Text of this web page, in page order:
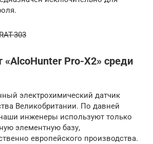
303
Pro-X2» среди
электрохимический датчик
Великобритании. По давней
инженеры используют только
элементную базу,
европейского производства.